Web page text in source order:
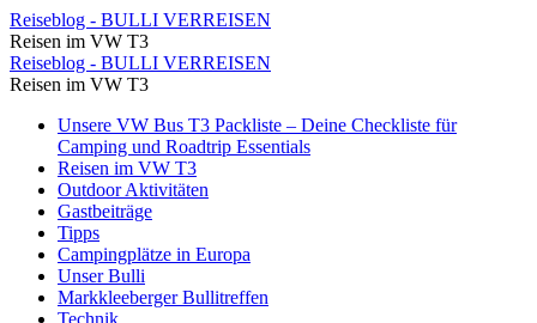
Unser
Platz
für
diese
Nacht,
toll
oder?
Reiseblog
Reiseblog - BULLI VERREISEN
Reisen im VW T3
Unser
Platz
für
diese
Nacht,
toll
oder?
Reiseblog - BULLI VERREISEN
Reisen im VW T3
Skip
content
Unsere VW Bus T3 Packliste – Deine Checkliste für
Camping und Roadtrip Essentials
Reisen im VW T3
Outdoor Aktivitäten
Gastbeiträge
Tipps
Campingplätze in Europa
Unser Bulli
Markkleeberger Bullitreffen
Technik